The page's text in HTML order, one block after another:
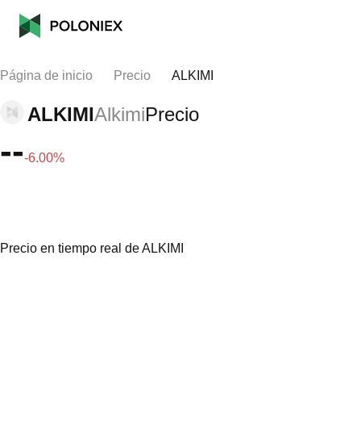
Página de inicio Precio ALKIMI
ALKIMIAlkimiPrecio
---6.00%
Precio en tiempo real de ALKIMI